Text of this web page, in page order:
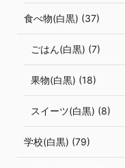
食べ物(白黒) (37)
ごはん(白黒) (7)
果物(白黒) (18)
スイーツ(白黒) (8)
学校(白黒) (79)